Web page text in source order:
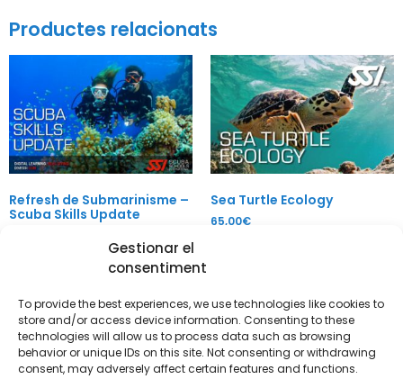
Gestionar el
consentiment
To provide the best experiences, we use technologies like cookies to
store and/or access device information. Consenting to these
technologies will allow us to process data such as browsing
behavior or unique IDs on this site. Not consenting or withdrawing
consent, may adversely affect certain features and functions.
Productes relacionats
Refresh de Submarinisme –
Scuba Skills Update
Afegeix a la cistella
Sea Turtle Ecology
65,00€